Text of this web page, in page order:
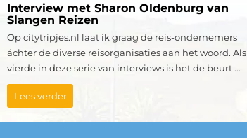
Interview met Sharon Oldenburg van
Slangen Reizen
Op citytripjes.nl laat ik graag de reis-ondernemers
áchter de diverse reisorganisaties aan het woord. Als
vierde in deze serie van interviews is het de beurt ...
Lees verder